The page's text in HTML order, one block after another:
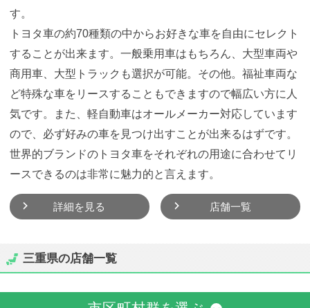
す。
トヨタ車の約70種類の中からお好きな車を自由にセレクト
することが出来ます。一般乗用車はもちろん、大型車両や
商用車、大型トラックも選択が可能。その他。福祉車両な
ど特殊な車をリースすることもできますので幅広い方に人
気です。また、軽自動車はオールメーカー対応しています
ので、必ず好みの車を見つけ出すことが出来るはずです。
世界的ブランドのトヨタ車をそれぞれの用途に合わせてリ
ースできるのは非常に魅力的と言えます。
詳細を見る 店舗一覧
三重県の店舗一覧